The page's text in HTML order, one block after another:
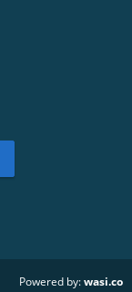
Powered by:wasi.co